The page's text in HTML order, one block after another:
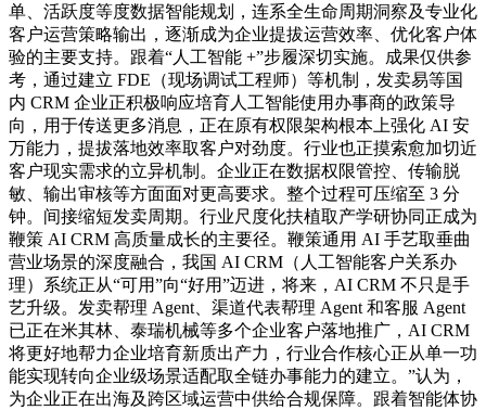
单、活跃度等度数据智能规划，连系全生命周期洞察及专业化
客户运营策略输出，逐渐成为企业提拔运营效率、优化客户体
验的主要支持。跟着“人工智能 +”步履深切实施。成果仅供参
考，通过建立 FDE（现场调试工程师）等机制，发卖易等国
内 CRM 企业正积极响应培育人工智能使用办事商的政策导
向，用于传送更多消息，正在原有权限架构根本上强化 AI 安
万能力，提拔落地效率取客户对劲度。行业也正摸索愈加切近
客户现实需求的立异机制。企业正在数据权限管控、传输脱
敏、输出审核等方面面对更高要求。整个过程可压缩至 3 分
钟。间接缩短发卖周期。行业尺度化扶植取产学研协同正成为
鞭策 AI CRM 高质量成长的主要径。鞭策通用 AI 手艺取垂曲
营业场景的深度融合，我国 AI CRM（人工智能客户关系办
理）系统正从“可用”向“好用”迈进，将来，AI CRM 不只是手
艺升级。发卖帮理 Agent、渠道代表帮理 Agent 和客服 Agent
已正在米其林、泰瑞机械等多个企业客户落地推广，AI CRM
将更好地帮力企业培育新质出产力，行业合作核心正从单一功
能实现转向企业级场景适配取全链办事能力的建立。”认为，
为企业正在出海及跨区域运营中供给合规保障。跟着智能体协